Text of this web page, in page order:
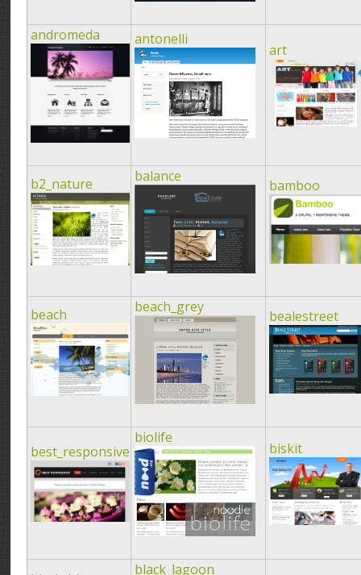
andromeda antonelli
art
b2_nature balance
bamboo
beach beach_grey
bealestreet
best_responsive
biolife
biskit
black_lagoon